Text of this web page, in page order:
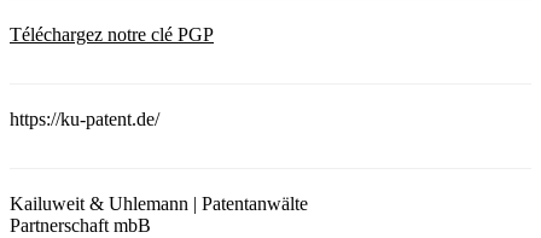
Téléchargez notre clé PGP
https://ku-patent.de/
Kailuweit & Uhlemann | Patentanwälte
Partnerschaft mbB